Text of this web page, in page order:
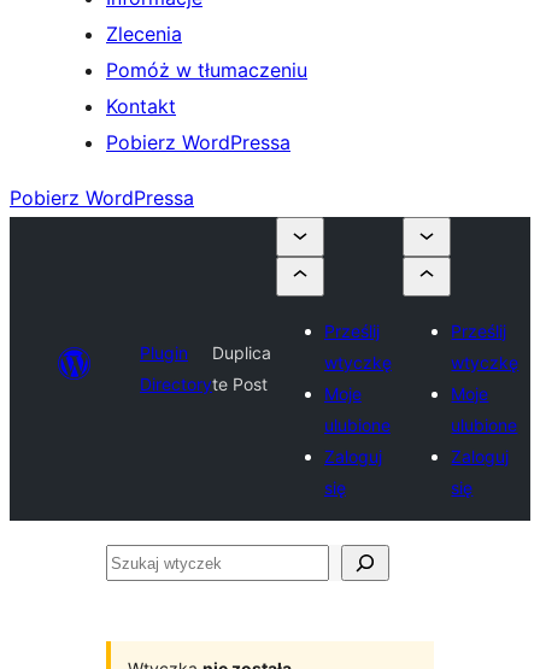
Zlecenia
Pomóż w tłumaczeniu
Kontakt
Pobierz WordPressa
Pobierz WordPressa
Plugin
Directory
Duplica
te Post
Prześlij
wtyczkę
Moje
ulubione
Zaloguj
się
Prześlij
wtyczkę
Moje
ulubione
Zaloguj
się
Szukaj